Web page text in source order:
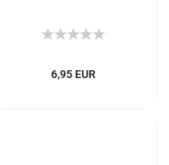
6,95 EUR